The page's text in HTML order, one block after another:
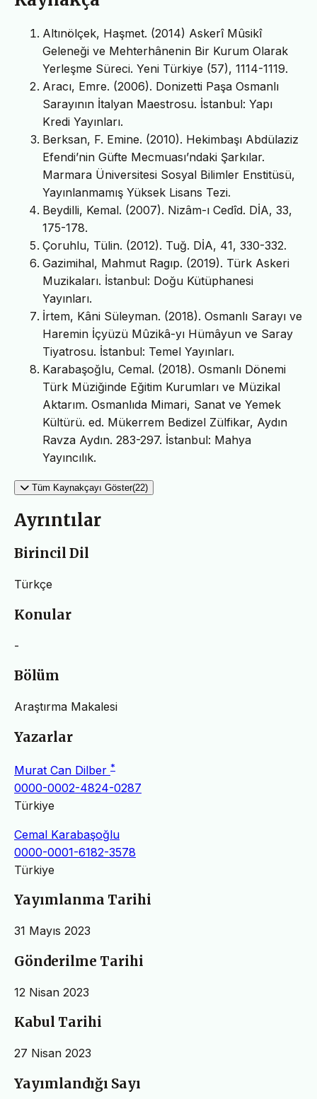
Altınölçek, Haşmet. (2014) Askerî Mûsikî
Geleneği ve Mehterhânenin Bir Kurum Olarak
Yerleşme Süreci. Yeni Türkiye (57), 1114-1119.
Aracı, Emre. (2006). Donizetti Paşa Osmanlı
Sarayının İtalyan Maestrosu. İstanbul: Yapı
Kredi Yayınları.
Berksan, F. Emine. (2010). Hekimbaşı Abdülaziz
Efendi’nin Güfte Mecmuası’ndaki Şarkılar.
Marmara Üniversitesi Sosyal Bilimler Enstitüsü,
Yayınlanmamış Yüksek Lisans Tezi.
Beydilli, Kemal. (2007). Nizâm-ı Cedîd. DİA, 33,
175-178.
Çoruhlu, Tülin. (2012). Tuğ. DİA, 41, 330-332.
Gazimihal, Mahmut Ragıp. (2019). Türk Askeri
Muzikaları. İstanbul: Doğu Kütüphanesi
Yayınları.
İrtem, Kâni Süleyman. (2018). Osmanlı Sarayı ve
Haremin İçyüzü Mûzikâ-yı Hümâyun ve Saray
Tiyatrosu. İstanbul: Temel Yayınları.
Karabaşoğlu, Cemal. (2018). Osmanlı Dönemi
Türk Müziğinde Eğitim Kurumları ve Müzikal
Aktarım. Osmanlıda Mimari, Sanat ve Yemek
Kültürü. ed. Mükerrem Bedizel Zülfikar, Aydın
Ravza Aydın. 283-297. İstanbul: Mahya
Yayıncılık.
Tüm Kaynakçayı Göster(22)
Ayrıntılar
Birincil Dil
Türkçe
Konular
-
Bölüm
Araştırma Makalesi
Yazarlar
Murat Can Dilber *
0000-0002-4824-0287
Türkiye
Cemal Karabaşoğlu
0000-0001-6182-3578
Türkiye
Yayımlanma Tarihi
31 Mayıs 2023
Gönderilme Tarihi
12 Nisan 2023
Kabul Tarihi
27 Nisan 2023
Yayımlandığı Sayı